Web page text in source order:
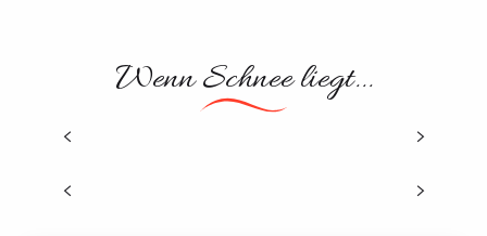
Wenn Schnee liegt...
Skikurse
Pony Rodeln – Ski Joëring